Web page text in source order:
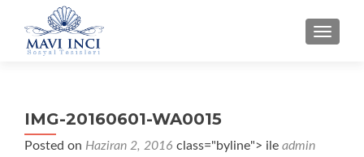
IMG-20160601-WA0015
Posted on Haziran 2, 2016 class="byline"> ile admin